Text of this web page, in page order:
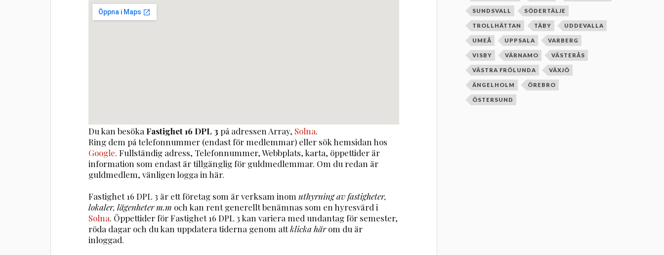
Du kan besökaFastighet 16 DPL 3 på adressen Array, Solna.
Ring dem på telefonnummer (endast för medlemmar) eller sök hemsidan hos
Google. Fullständig adress, Telefonnummer, Webbplats, karta, öppettider är
information som endast är tillgänglig för guldmedlemmar. Om du redan är
guldmedlem, vänligen logga in här.
Fastighet 16 DPL 3 är ett företag som är verksam inomuthyrning av fastigheter,
lokaler, lägenheter m.m och kan rent generellt benämnas som en hyresvärd i
Solna. Öppettider för Fastighet 16 DPL 3 kan variera med undantag för semester,
röda dagar och du kan uppdatera tiderna genom attklicka härom du är
inloggad.
SUNDSVALL SÖDERTÄLJE
TROLLHÄTTAN TÄBY UDDEVALLA
UMEÅ UPPSALA VARBERG
VISBY VÄRNAMO VÄSTERÅS
VÄSTRA FRÖLUNDA VÄXJÖ
ÄNGELHOLM ÖREBRO
ÖSTERSUND